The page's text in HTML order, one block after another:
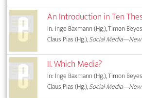
An Introduction in Ten
In: Inge Baxmann (Hg.), Timon
Claus Pias (Hg.),Social
II. Which Media?
In: Inge Baxmann (Hg.), Timon
Claus Pias (Hg.),Social